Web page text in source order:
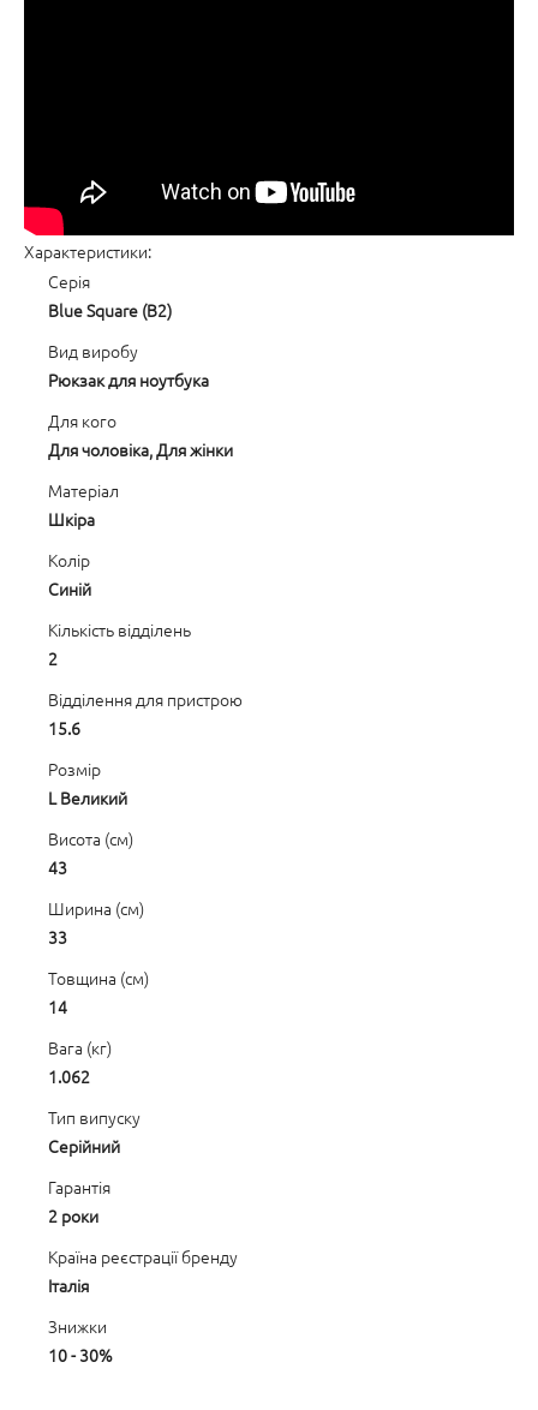
Характеристики:
Серія
Blue Square (B2)
Вид виробу
Рюкзак для ноутбука
Для кого
Для чоловіка, Для жінки
Матеріал
Шкіра
Колір
Синій
Кількість відділень
2
Відділення для пристрою
15.6
Розмір
L Великий
Висота (см)
43
Ширина (см)
33
Товщина (см)
14
Вага (кг)
1.062
Тип випуску
Серійний
Гарантія
2 роки
Країна реєстрації бренду
Італія
Знижки
10 - 30%